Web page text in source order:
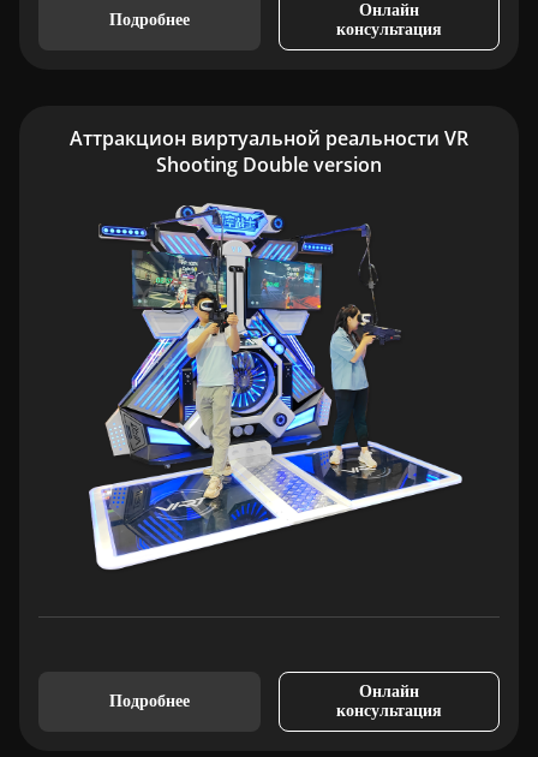
Подробнее
Онлайн
консультация
Аттракцион виртуальной реальности VR
Shooting Double version
Подробнее
Онлайн
консультация